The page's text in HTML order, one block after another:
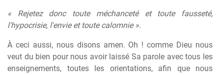
« Rejetez donc toute méchanceté et toute fausseté,
l'hypocrisie, l'envie et toute calomnie ».
À ceci aussi, nous disons amen. Oh ! comme Dieu nous
veut du bien pour nous avoir laissé Sa parole avec tous les
enseignements, toutes les orientations, afin que nous